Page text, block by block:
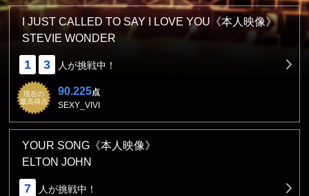
I JUST CALLED TO SAY I LOVE YOU《本人映像》
STEVIE WONDER
1 3 人が挑戦中！
現在の
最高得点
90.225点
SEXY_VIVI
YOUR SONG《本人映像》
ELTON JOHN
7 人が挑戦中！